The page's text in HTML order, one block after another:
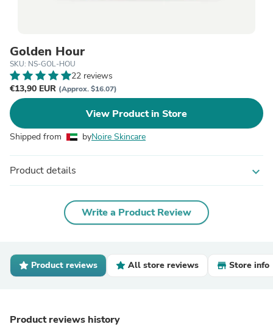
Golden Hour
SKU: NS-GOL-HOU
22 reviews
€13,90 EUR (Approx. $16.07)
View Product in Store
Shipped from byNoire Skincare
Product details expand_more
Write a Product Review
Product reviews All store reviews Store info
Product reviews history